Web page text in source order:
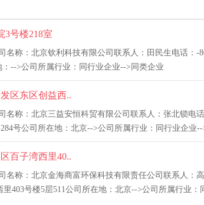
3号楼218室
称：北京钦利科技有限公司联系人：田民生电话：-
-->公司所属行业：同行业企业-->同类企业
区东区创益西..
称：北京三益安恒科贸有限公司联系人：张北锁电话
号公司所在地：北京-->公司所属行业：同行业企业
百子湾西里40..
名称：北京金海商富环保科技有限责任公司联系人：
403号楼5层511公司所在地：北京-->公司所属行业：